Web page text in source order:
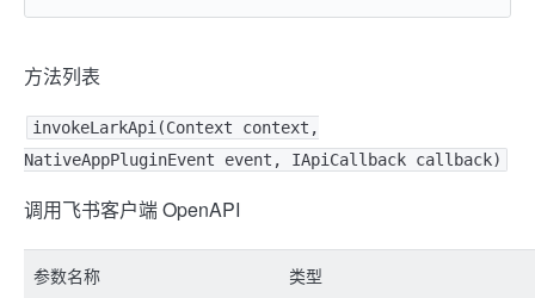
方法列表
invokeLarkApi(Context context,
NativeAppPluginEvent event, IApiCallback callback)
调用飞书客户端 OpenAPI
参数名称 类型